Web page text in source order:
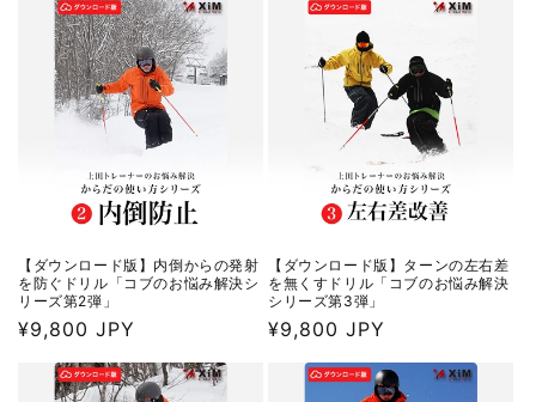
価
格
【ダウンロード版】内倒からの発射
を防ぐドリル「コブのお悩み解決シ
リーズ第2弾」
通
¥9,800 JPY
【ダウンロード版】ターンの左右差
を無くすドリル「コブのお悩み解決
シリーズ第3弾」
通
¥9,800 JPY